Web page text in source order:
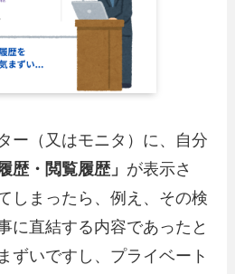
ー（又はモニタ）に、自分
歴・閲覧履歴」 が表示さ
しまったら、例え、その検
に直結する内容であったと
ずいですし、プライベート